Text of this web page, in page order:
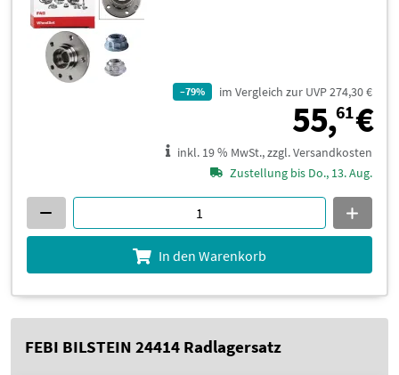
–79% im Vergleich zur UVP 274,30 €
55,61€
inkl. 19 % MwSt., zzgl. Versandkosten
Zustellung bis Do., 13. Aug.
In den Warenkorb
FEBI BILSTEIN 24414 Radlagersatz